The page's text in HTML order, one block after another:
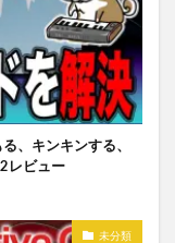
、キンキンする、
レビュー
未分類